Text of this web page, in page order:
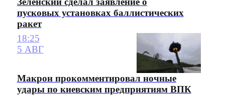
пусковых установках баллистических
ракет
18:25
5 АВГ
Макрон прокомментировал ночные
удары по киевским предприятиям ВПК